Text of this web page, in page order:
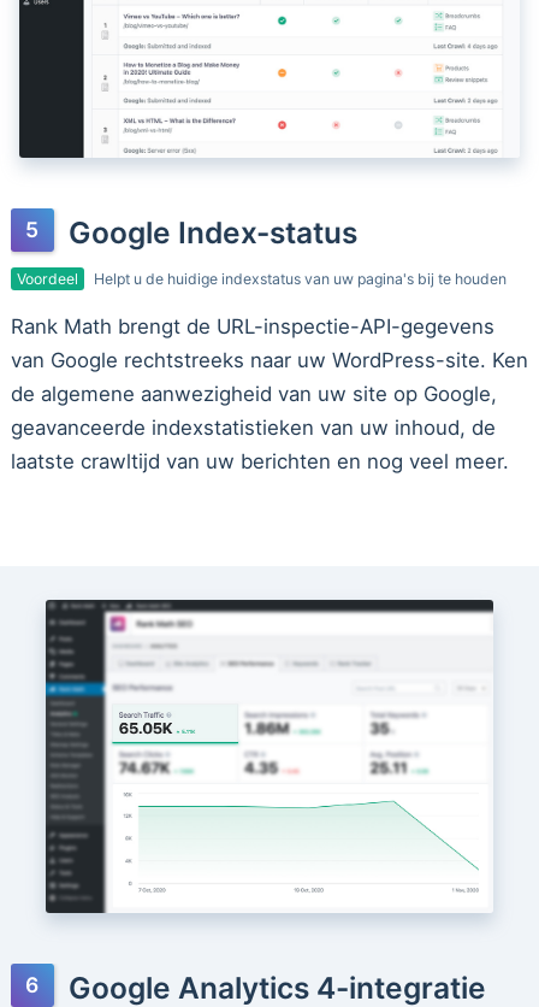
Google Index-status
Voordeel Helpt u de huidige indexstatus van uw pagina's bij te houden
Rank Math brengt de URL-inspectie-API-gegevens
van Google rechtstreeks naar uw WordPress-site. Ken
de algemene aanwezigheid van uw site op Google,
geavanceerde indexstatistieken van uw inhoud, de
laatste crawltijd van uw berichten en nog veel meer.
Google Analytics 4-integratie